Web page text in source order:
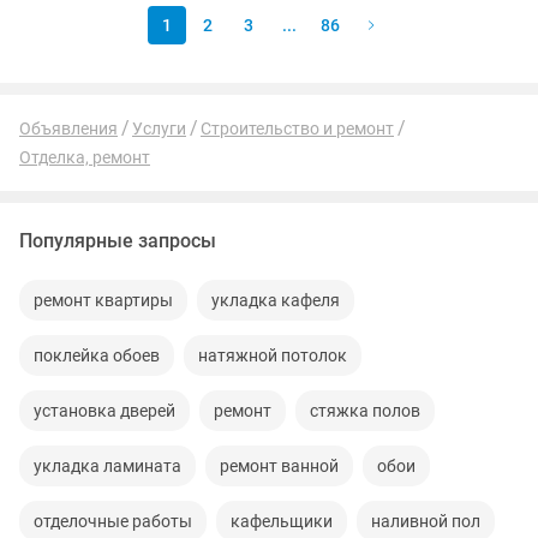
1 2 3 ... 86
Объявления Услуги
Строительство и ремонт
Отделка, ремонт
Популярные запросы
ремонт квартиры укладка кафеля
поклейка обоев натяжной потолок
установка дверей ремонт стяжка полов
укладка ламината ремонт ванной обои
отделочные работы кафельщики наливной пол